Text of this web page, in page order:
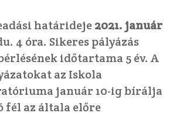
határideje2021. január
4 óra. Sikeres pályázás
időtartama 5 év. A
az Iskola
január 10-ig bírálja
fél az általa előre